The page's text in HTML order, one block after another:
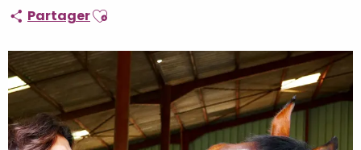
PartagerAjouter aux favoris